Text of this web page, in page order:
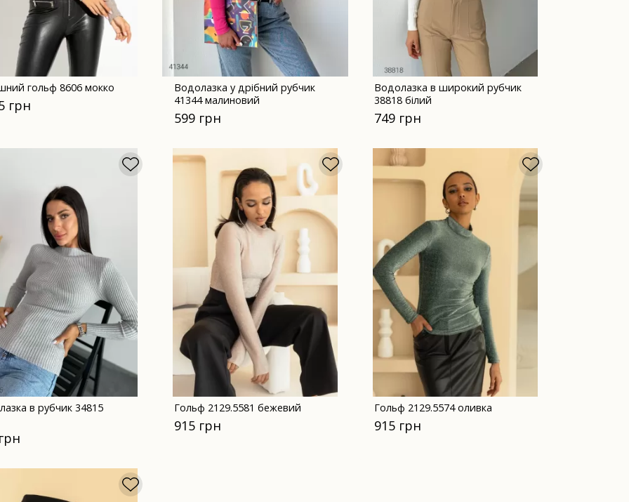
гольф 8606 мокко
грн
Водолазка у дрібний рубчик
41344 малиновий
599 грн
Водолазка в широкий рубчик
38818 білий
749 грн
в рубчик 34815
Гольф 2129.5581 бежевий
915 грн
Гольф 2129.5574 оливка
915 грн